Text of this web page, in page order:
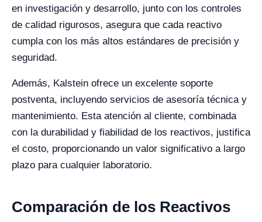
en investigación y desarrollo, junto con los controles
de calidad rigurosos, asegura que cada reactivo
cumpla con los más altos estándares de precisión y
seguridad.
Además, Kalstein ofrece un excelente soporte
postventa, incluyendo servicios de asesoría técnica y
mantenimiento. Esta atención al cliente, combinada
con la durabilidad y fiabilidad de los reactivos, justifica
el costo, proporcionando un valor significativo a largo
plazo para cualquier laboratorio.
Comparación de los Reactivos